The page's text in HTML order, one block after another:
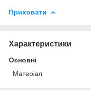
Приховати
Характеристики
Основні
Матеріал